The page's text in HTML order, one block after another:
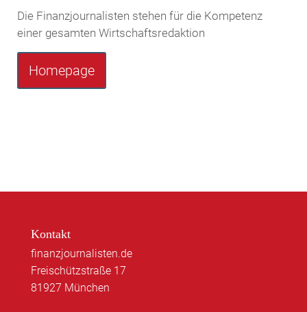
Die Finanzjournalisten stehen für die Kompetenz
einer gesamten Wirtschaftsredaktion
Homepage
Kontakt
finanzjournalisten.de
Freischützstraße 17
81927 München